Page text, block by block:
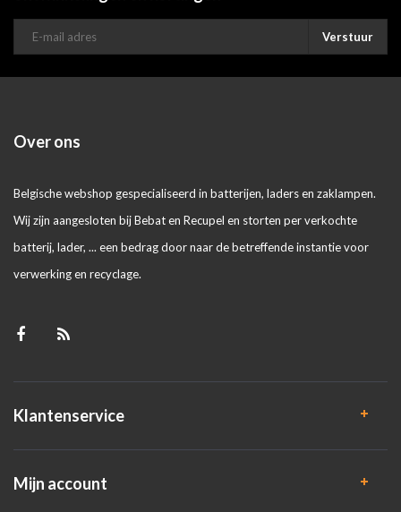
Verstuur
Over ons
Belgische webshop gespecialiseerd in batterijen, laders en zaklampen.
Wij zijn aangesloten bij Bebat en Recupel en storten per verkochte
batterij, lader, ... een bedrag door naar de betreffende instantie voor
verwerking en recyclage.
Klantenservice
Mijn account